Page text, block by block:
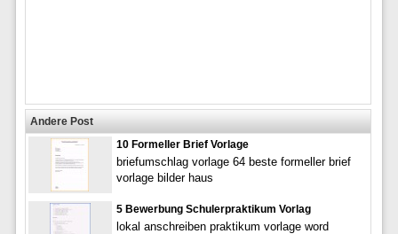
Andere Post
10 Formeller Brief Vorlage
briefumschlag vorlage 64 beste formeller brief
vorlage bilder haus
5 Bewerbung Schulerpraktikum Vorlag
lokal anschreiben praktikum vorlage word